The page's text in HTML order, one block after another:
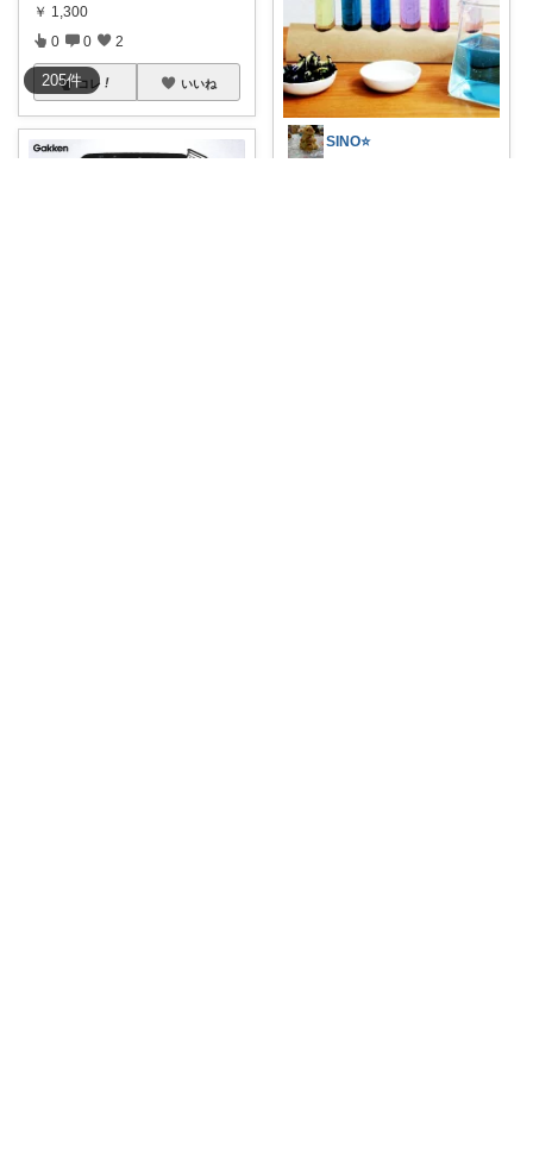
205件
￥ 1,300
0 0 2
コレ いいね
SINO⭐️